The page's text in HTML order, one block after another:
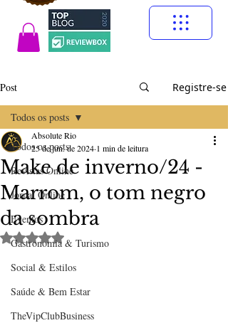
Post Registre-se
Todos os posts
Revistas Online
Jornal Online
Eventos
Gastronomia & Turismo
Social & Estilos
Saúde & Bem Estar
TheVipClubBusiness
Todos os posts
Make de inverno/24 -
Marrom, o tom negro
da sombra
Absolute Rio
25 de jun. de 2024 1 min de leitura
Avaliado com NaN de 5 estrelas.